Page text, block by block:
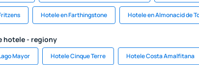
Hotele en Farthingstone Hotele en Almonacid de
hotele - regiony
Mayor Hotele Cinque Terre Hotele Costa Amalfitana